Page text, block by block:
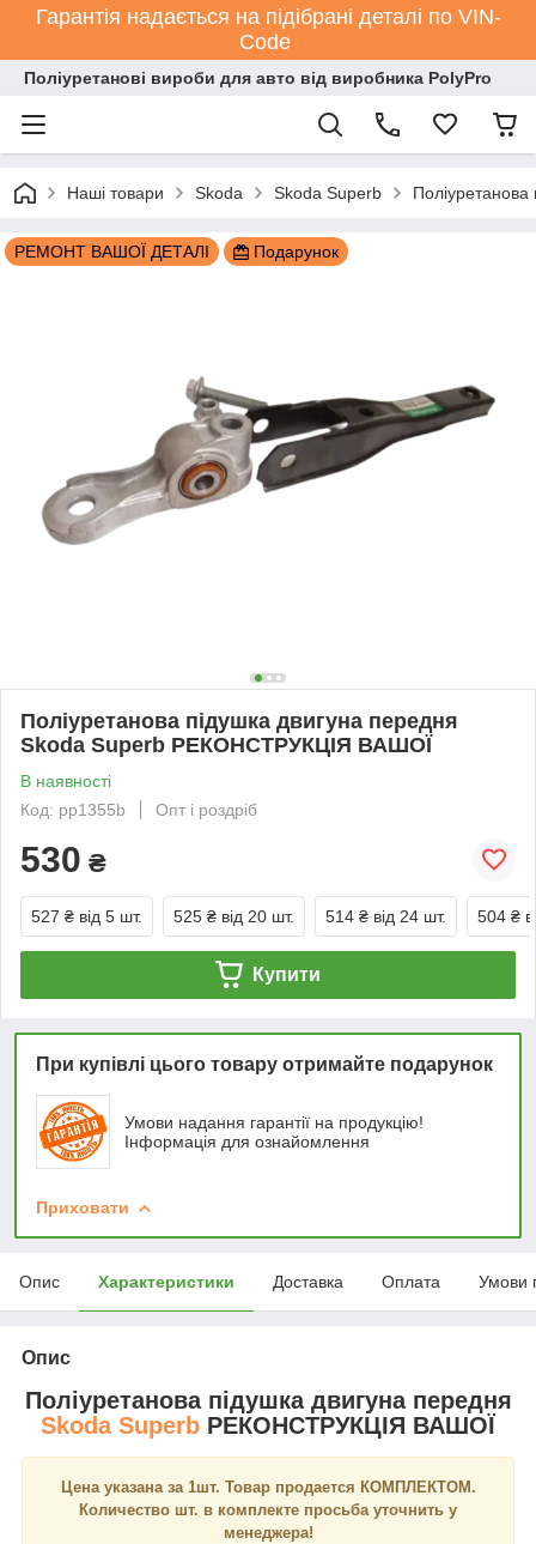
Гарантія надається на підібрані деталі по VIN-
Code
Поліуретанові вироби для авто від виробника PolyPro
Наші товари Skoda Skoda Superb
РЕМОНТ ВАШОЇ ДЕТАЛІ Подарунок
Поліуретанова підушка двигуна передня
Skoda Superb РЕКОНСТРУКЦІЯ ВАШОЇ
В наявності
Код: pp1355b
Опт і роздріб
530 ₴
527 ₴ від 5 шт. 525 ₴ від 20 шт. 514 ₴ від 24 шт. 504 ₴
Купити
При купівлі цього товару отримайте подарунок
Умови надання гарантії на продукцію!
Інформація для ознайомлення
Приховати
Опис Характеристики Доставка Оплата Умови
Опис
Поліуретанова підушка двигуна передня
Skoda Superb РЕКОНСТРУКЦІЯ ВАШОЇ
Цена указана за 1шт. Товар продается КОМПЛЕКТОМ.
Количество шт. в комплекте просьба уточнить у
менеджера!